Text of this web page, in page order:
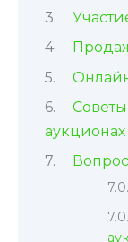
аукционах